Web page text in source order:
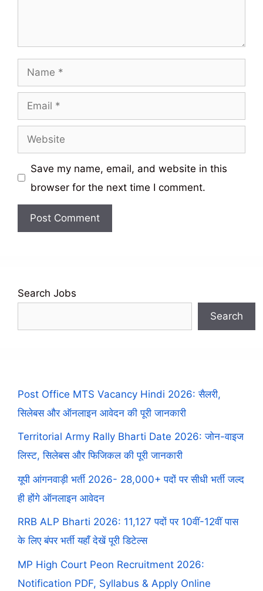
Name
Email
Website
Save my name, email, and website in this
browser for the next time I comment.
Search Jobs
Search
Post Office MTS Vacancy Hindi 2026: सैलरी,
सिलेबस और ऑनलाइन आवेदन की पूरी जानकारी
Territorial Army Rally Bharti Date 2026: जोन-वाइज
लिस्ट, सिलेबस और फिजिकल की पूरी जानकारी
यूपी आंगनवाड़ी भर्ती 2026- 28,000+ पदों पर सीधी भर्ती जल्द
ही होंगे ऑनलाइन आवेदन
RRB ALP Bharti 2026: 11,127 पदों पर 10वीं-12वीं पास
के लिए बंपर भर्ती यहाँ देखें पूरी डिटेल्स
MP High Court Peon Recruitment 2026:
Notification PDF, Syllabus & Apply Online